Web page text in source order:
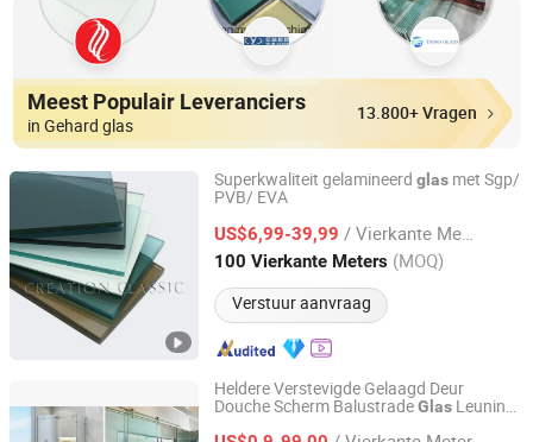
Meest Populair Leveranciers
in Gehard glas
13.800+ Vragen
Superkwaliteit gelamineerd glas met Sgp/
PVB/ EVA
US$6,99-39,99 / Vierkante Meter
100 Vierkante Meters (MOQ)
Verstuur aanvraag
Qingdao Creation Classic Glass Co., Ltd.
Shandong, China Sinds 2016
Heldere Verstevigde Gelaagd Deur
Douche Scherm BalustradeGlas Leuning
QINGDAO REXI INDUSTRIES CO., LTD.